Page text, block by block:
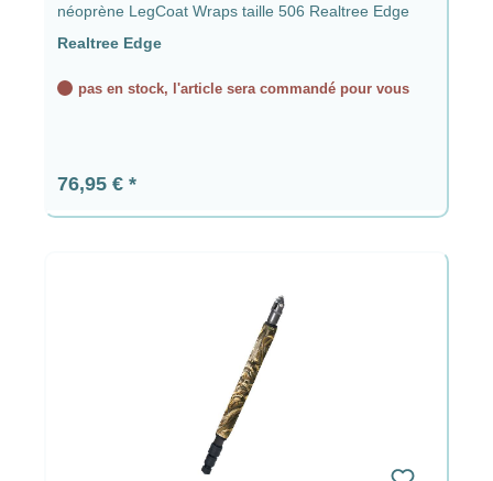
néoprène LegCoat Wraps taille 506 Realtree Edge
Realtree Edge
pas en stock, l'article sera commandé pour vous
Prix régulier :
76,95 €